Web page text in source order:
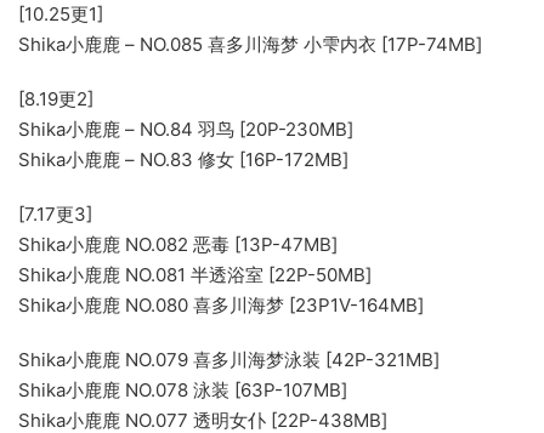
[10.25更1]
Shika小鹿鹿 – NO.085 喜多川海梦 小雫内衣 [17P-74MB]
[8.19更2]
Shika小鹿鹿 – NO.84 羽鸟 [20P-230MB]
Shika小鹿鹿 – NO.83 修女 [16P-172MB]
[7.17更3]
Shika小鹿鹿 NO.082 恶毒 [13P-47MB]
Shika小鹿鹿 NO.081 半透浴室 [22P-50MB]
Shika小鹿鹿 NO.080 喜多川海梦 [23P1V-164MB]
Shika小鹿鹿 NO.079 喜多川海梦泳装 [42P-321MB]
Shika小鹿鹿 NO.078 泳装 [63P-107MB]
Shika小鹿鹿 NO.077 透明女仆 [22P-438MB]